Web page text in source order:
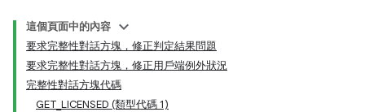
這個頁面中的內容
要求完整性對話方塊，修正判定結果問題
要求完整性對話方塊，修正用戶端例外狀況
完整性對話方塊代碼
GET_LICENSED (類型代碼 1)